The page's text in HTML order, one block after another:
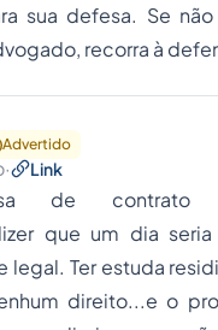
sua defesa. Se
recorra à
Advertido
· Link
de contrato
que um dia
legal. Ter estuda
direito...e o